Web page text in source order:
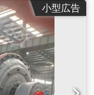
小型広告